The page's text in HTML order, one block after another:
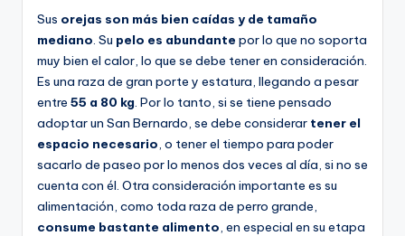
Sus orejas son más bien caídas y de tamaño
mediano. Su pelo es abundante por lo que no soporta
muy bien el calor, lo que se debe tener en consideración.
Es una raza de gran porte y estatura, llegando a pesar
entre 55 a 80 kg. Por lo tanto, si se tiene pensado
adoptar un San Bernardo, se debe considerar tener el
espacio necesario, o tener el tiempo para poder
sacarlo de paseo por lo menos dos veces al día, si no se
cuenta con él. Otra consideración importante es su
alimentación, como toda raza de perro grande,
consume bastante alimento, en especial en su etapa